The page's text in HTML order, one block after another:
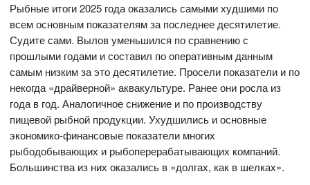
Рыбные итоги 2025 года оказались самыми худшими по
всем основным показателям за последнее десятилетие.
Судите сами. Вылов уменьшился по сравнению с
прошлыми годами и составил по оперативным данным
самым низким за это десятилетие. Просели показатели и по
некогда «драйверной» аквакультуре. Ранее они росла из
года в год. Аналогичное снижение и по производству
пищевой рыбной продукции. Ухудшились и основные
экономико-финансовые показатели многих
рыбодобывающих и рыбоперерабатывающих компаний.
Большинства из них оказались в «долгах, как в шелках».